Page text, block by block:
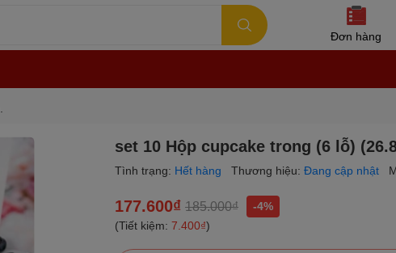
Đơn hàng
set 10 Hộp cupcake trong (6 lỗ)
Tình trạng: Hết hàng Thương hiệu: Đang cập nhật
177.600₫ 185.000₫
-4%
(Tiết kiệm: 7.400₫)